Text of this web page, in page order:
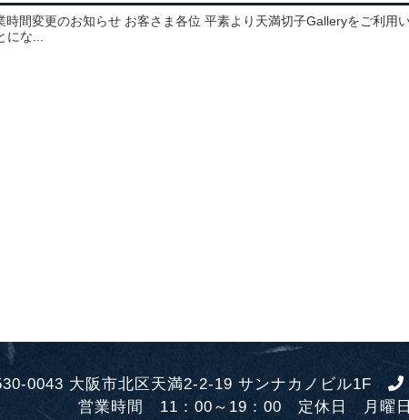
用いただき、誠にありがとうございます。 下記のとお
にな...
0043 大阪市北区天満2-2-19 サンナカノビル1F
営業時間 11：00～19：00 定休日 月曜日